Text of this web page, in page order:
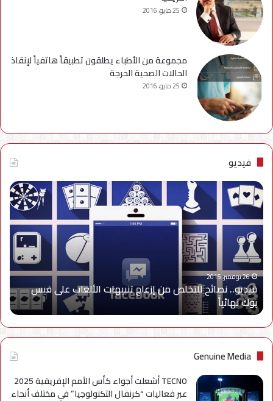
25 مايو، 2016
مجموعة من الأطباء يطلقون تطبيقاً هاتفياً لإنقاذ
الحالات الصحية الحرجة
25 مايو، 2016
فيديو
فيديو..
نصائح
للتخلص
من
إزعاج
تنبيهات
الألعاب
على
فيس
بوك
نهائياًَ
26 نوفمبر، 2015
فيديو.. نصائح للتخلص من إزعاج تنبيهات الألعاب على فيس
بوك نهائياًَ
Genuine Media
TECNO أشعلت أجواء كأس الأمم الإفريقية 2025
عبر فعاليات “كرنفال التكنولوجيا” في مختلف أنحاء